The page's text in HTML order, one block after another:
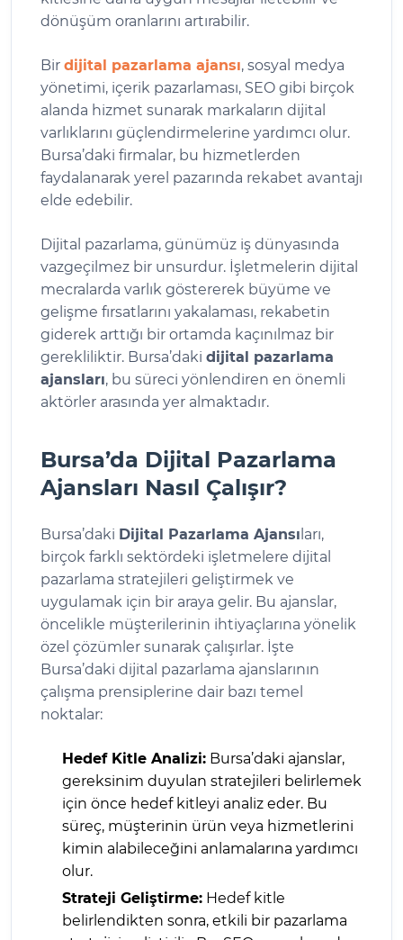
dönüşüm oranlarını artırabilir.
Bir dijital pazarlama ajansı, sosyal medya
yönetimi, içerik pazarlaması, SEO gibi birçok
alanda hizmet sunarak markaların dijital
varlıklarını güçlendirmelerine yardımcı olur.
Bursa’daki firmalar, bu hizmetlerden
faydalanarak yerel pazarında rekabet avantajı
elde edebilir.
Dijital pazarlama, günümüz iş dünyasında
vazgeçilmez bir unsurdur. İşletmelerin dijital
mecralarda varlık göstererek büyüme ve
gelişme fırsatlarını yakalaması, rekabetin
giderek arttığı bir ortamda kaçınılmaz bir
gerekliliktir. Bursa’daki dijital pazarlama
ajansları, bu süreci yönlendiren en önemli
aktörler arasında yer almaktadır.
Bursa’da Dijital Pazarlama
Ajansları Nasıl Çalışır?
Bursa’daki Dijital Pazarlama Ajansı ları,
birçok farklı sektördeki işletmelere dijital
pazarlama stratejileri geliştirmek ve
uygulamak için bir araya gelir. Bu ajanslar,
öncelikle müşterilerinin ihtiyaçlarına yönelik
özel çözümler sunarak çalışırlar. İşte
Bursa’daki dijital pazarlama ajanslarının
çalışma prensiplerine dair bazı temel
noktalar:
Hedef Kitle Analizi: Bursa’daki ajanslar,
gereksinim duyulan stratejileri belirlemek
için önce hedef kitleyi analiz eder. Bu
süreç, müşterinin ürün veya hizmetlerini
kimin alabileceğini anlamalarına yardımcı
olur.
Strateji Geliştirme: Hedef kitle
belirlendikten sonra, etkili bir pazarlama